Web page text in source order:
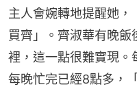
主人會婉轉地提醒她，
買齊」。齊淑華有晚
裡，這一點很難實現。
每晚忙完已經8點多，